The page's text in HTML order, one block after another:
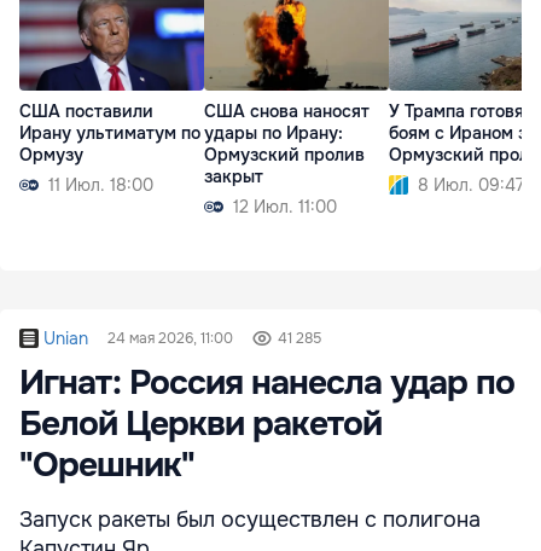
США поставили
Ирану ультиматум по
Ормузу
11 Июл. 18:00
США снова наносят
удары по Ирану:
Ормузский пролив
закрыт
12 Июл. 11:00
У Трампа
боям с Ираном за
Ормузский
8 Июл. 09:47
Unian 24 мая 2026, 11:00 41 285
Игнат: Россия нанесла удар по
Белой Церкви ракетой
"Орешник"
Запуск ракеты был осуществлен с полигона